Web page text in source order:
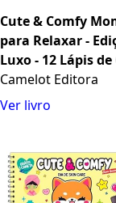
Cute & Comfy
para Relaxar -
Luxo - 12 Lápis de
Camelot Editora
Ver livro